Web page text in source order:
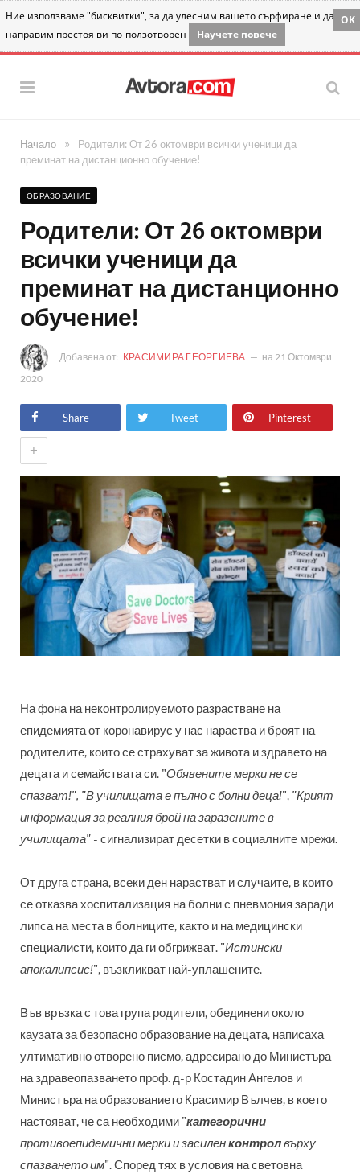
Ние използваме "бисквитки", за да улесним вашето сърфиране и да
направим престоя ви по-ползотворен
Научете повече
OK
Начало »
Родители: От 26 октомври всички ученици да
преминат на дистанционно обучение!
ОБРАЗОВАНИЕ
Родители: От 26 октомври
всички ученици да
преминат на дистанционно
обучение!
Добавена от: КРАСИМИРА ГЕОРГИЕВА на 21 Октомври
2020
Share Tweet Pinterest
+
На фона на неконтролируемото разрастване на
епидемията от коронавирус у нас нараства и броят на
родителите, които се страхуват за живота и здравето на
децата и семайствата си. "Обявените мерки не се
спазват!", "В училищата е пълно с болни деца!", "Крият
информация за реалния брой на заразените в
училищата" - сигнализират десетки в социалните мрежи.
От друга страна, всеки ден нарастват и случаите, в които
се отказва хоспитализация на болни с пневмония заради
липса на места в болниците, както и на медицински
специалисти, които да ги обгрижват. "Истински
апокалипсис!", възкликват най-уплашените.
Във връзка с това група родители, обединени около
каузата за безопасно образование на децата, написаха
ултимативно отворено писмо, адресирано до Министъра
на здравеопазването проф. д-р Костадин Ангелов и
Министъра на образованието Красимир Вълчев, в което
настояват, че са необходими "категорични
противоепидемични мерки и засиленконтролвърху
спазването им". Според тях в условия на световна